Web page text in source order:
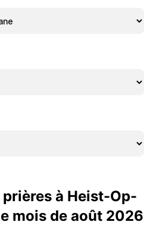
à Heist-Op-
mois de août 2026